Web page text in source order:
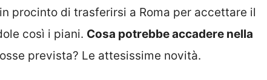
procinto di trasferirsi a Roma per accettare il
così i piani. Cosa potrebbe accadere nella
prevista? Le attesissime novità.